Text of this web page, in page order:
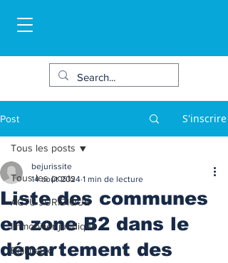
Post S'inscrire
Tous les posts
ACTU JURIDIQUE
Immobilier juridique
Bail/baux
Tous les posts
Liste des communes
en zone B2 dans le
département des
bejurissite
14 août 2024 1 min de lecture